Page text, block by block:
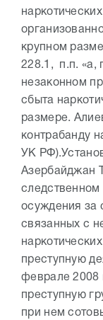
крупном
228.1, п.п. «а,
незаконном
сбыта
размере.
контрабанду
УК РФ).
Азербайджан
следственном
осуждения за
связанных с
преступную
феврале 2008
преступную
при нем